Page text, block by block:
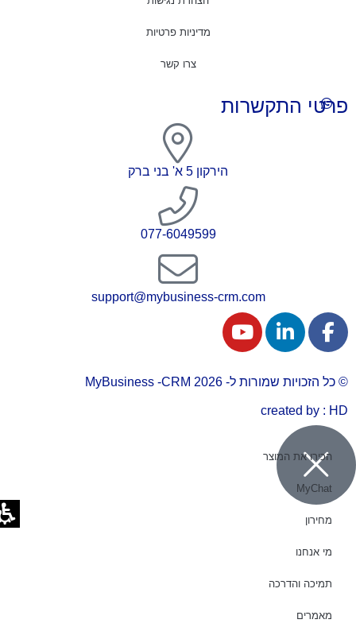
מדיניות פרטיות
צרו קשר
פרטי התקשרות
הירקון 5 א' בני ברק
077-6049599
support@mybusiness-crm.com
© כל הזכויות שמורות ל- 2026 MyBusiness -CRM
created by : HD
הכירו את המוצר
MyChat
מחירון
מי אנחנו
תמיכה והדרכה
מאמרים